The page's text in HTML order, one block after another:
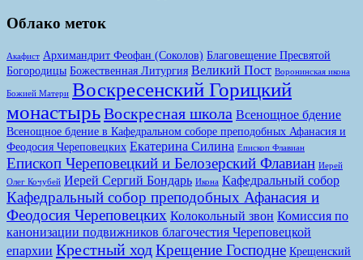
Облако меток
Акафист Архимандрит Феофан (Соколов) Благовещение Пресвятой
Богородицы Божественная Литургия Великий Пост Воронинская икона
Божией Матери Воскресенский Горицкий
монастырьВоскресная школа Всенощное бдение
Всенощное бдение в Кафедральном соборе преподобных Афанасия и
Феодосия Череповецких Екатерина Силина Епископ Флавиан
Епископ Череповецкий и Белозерский Флавиан Иерей
Олег Кочубей Иерей Сергий Бондарь Икона Кафедральный собор
Кафедральный собор преподобных Афанасия и
Феодосия Череповецких Колокольный звон Комиссия по
канонизации подвижников благочестия Череповецкой
епархии Крестный ходКрещение Господне Крещенский